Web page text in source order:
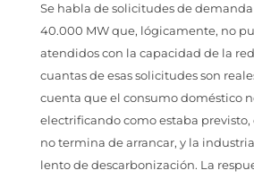
Se habla de solicitudes de
40.000 MW que, lógicamente, no
atendidos con la capacidad de la
cuantas de esas solicitudes son
cuenta que el consumo doméstico
electrificando como estaba previsto,
no termina de arrancar, y la
lento de descarbonización. La